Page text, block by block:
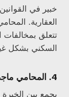
خبير في
العقارية.
تتعلق بمخالفات
السكني بشكل
4. المحامي ماجد جحدلي
يجمع بين الخبرة